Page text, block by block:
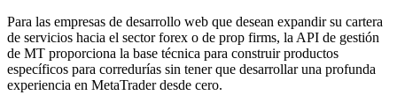
Para las empresas de desarrollo web que desean expandir su cartera
de servicios hacia el sector forex o de prop firms, la API de gestión
de MT proporciona la base técnica para construir productos
específicos para corredurías sin tener que desarrollar una profunda
experiencia en MetaTrader desde cero.